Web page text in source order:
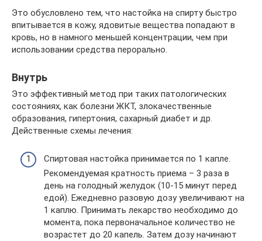
Это обусловлено тем, что настойка на спирту быстро
впитывается в кожу, ядовитые вещества попадают в
кровь, но в намного меньшей концентрации, чем при
использовании средства перорально.
Внутрь
Это эффективный метод при таких патологических
состояниях, как болезни ЖКТ, злокачественные
образования, гипертония, сахарный диабет и др.
Действенные схемы лечения:
Спиртовая настойка принимается по 1 капле.
Рекомендуемая кратность приема – 3 раза в
день на голодный желудок (10-15 минут перед
едой). Ежедневно разовую дозу увеличивают на
1 каплю. Принимать лекарство необходимо до
момента, пока первоначальное количество не
возрастет до 20 капель. Затем дозу начинают